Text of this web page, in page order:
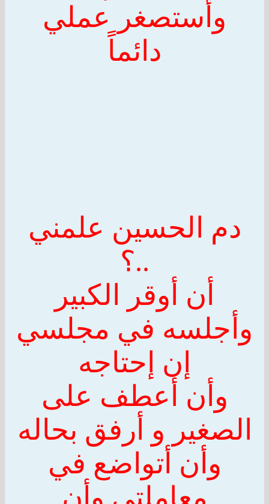
وأستصغر عملي
دائماً
دم الحسين علمني
..؟
أن أوقر الكبير
وأجلسه في مجلسي
إن إحتاجه
وأن أعطف على
الصغير و أرفق بحاله
وأن أتواضع في
معاملتي وأن